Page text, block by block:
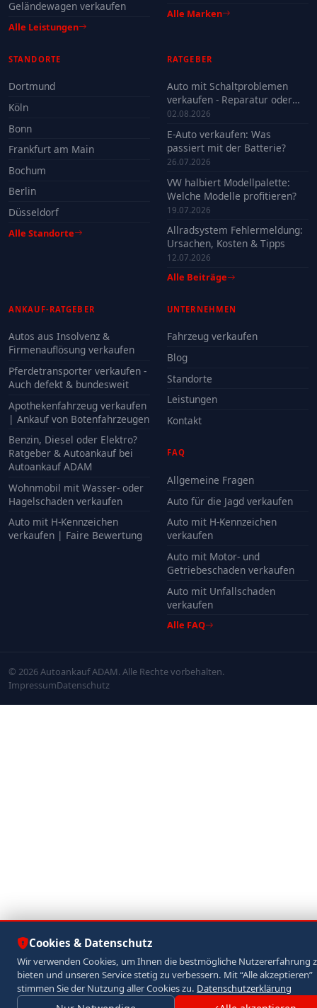
Geländewagen verkaufen
Alle Leistungen
Alle Marken
STANDORTE
Dortmund
Köln
Bonn
Frankfurt am Main
Bochum
Berlin
Düsseldorf
Alle Standorte
RATGEBER
Auto mit Schaltproblemen
verkaufen - Reparatur oder
Verkauf?
02.08.2026
E-Auto verkaufen: Was
passiert mit der Batterie?
26.07.2026
VW halbiert Modellpalette:
Welche Modelle profitieren?
19.07.2026
Allradsystem Fehlermeldung:
Ursachen, Kosten & Tipps
12.07.2026
Alle Beiträge
ANKAUF-RATGEBER
Autos aus Insolvenz &
Firmenauflösung verkaufen
Pferdetransporter verkaufen -
Auch defekt & bundesweit
Apothekenfahrzeug verkaufen
| Ankauf von Botenfahrzeugen
Benzin, Diesel oder Elektro?
Ratgeber & Autoankauf bei
Autoankauf ADAM
Wohnmobil mit Wasser- oder
Hagelschaden verkaufen
Auto mit H-Kennzeichen
verkaufen | Faire Bewertung
UNTERNEHMEN
Fahrzeug verkaufen
Blog
Standorte
Leistungen
Kontakt
FAQ
Allgemeine Fragen
Auto für die Jagd verkaufen
Auto mit H-Kennzeichen
verkaufen
Auto mit Motor- und
Getriebeschaden verkaufen
Auto mit Unfallschaden
verkaufen
Alle FAQ
© 2026 Autoankauf ADAM. Alle Rechte vorbehalten.
ImpressumDatenschutz
Cookies & Datenschutz
Wir verwenden Cookies, um Ihnen die bestmögliche Nutzererfahrung
bieten und unseren Service stetig zu verbessern. Mit “Alle akzeptieren”
stimmen Sie der Nutzung aller Cookies zu. Datenschutzerklärung